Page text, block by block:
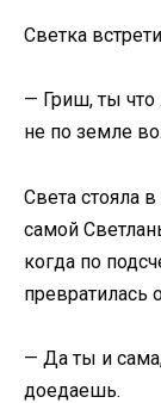
Светка
— Гриш, ты что
не по земле
Света стояла
самой
когда по
превратилась
— Да ты и
доедаешь.